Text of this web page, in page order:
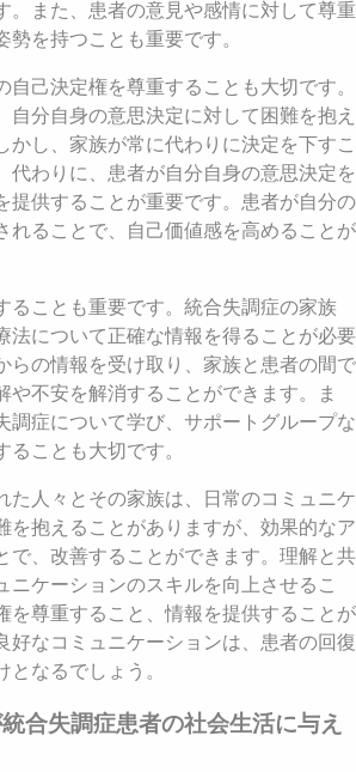
。また、患者の意見や感情に対して尊重
勢を持つことも重要です。
自己決定権を尊重することも大切です。
自分自身の意思決定に対して困難を抱え
かし、家族が常に代わりに決定を下すこ
代わりに、患者が自分自身の意思決定を
提供することが重要です。患者が自分の
れることで、自己価値感を高めることが
ることも重要です。統合失調症の家族
法について正確な情報を得ることが必要
らの情報を受け取り、家族と患者の間で
や不安を解消することができます。ま
調症について学び、サポートグループな
ることも大切です。
た人々とその家族は、日常のコミュニケ
を抱えることがありますが、効果的なア
で、改善することができます。理解と共
ニケーションのスキルを向上させるこ
を尊重すること、情報を提供することが
好なコミュニケーションは、患者の回復
となるでしょう。
合失調症患者の社会生活に与え